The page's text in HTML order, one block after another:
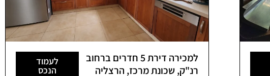
למכירה דירת 5 חדרים ברחוב
רנ"ק, שכונת מרכז, הרצליה
לעמוד
הנכס